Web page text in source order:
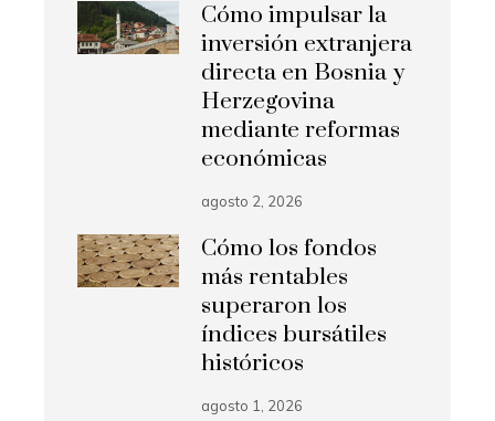
Cómo impulsar la
inversión extranjera
directa en Bosnia y
Herzegovina
mediante reformas
económicas
agosto 2, 2026
Cómo los fondos
más rentables
superaron los
índices bursátiles
históricos
agosto 1, 2026